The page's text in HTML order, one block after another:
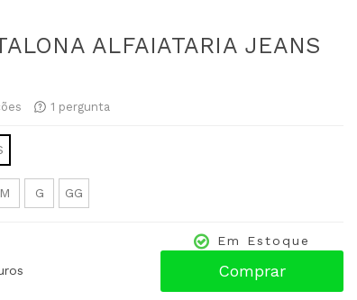
ALFAIATARIA JEANS
1 pergunta
M G GG
Em Estoque
Comprar